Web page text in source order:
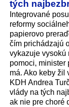
tých
Integrované
reformy
papierovo
čím prichádzajú
vykazuje vysokú
pomoci, minister
má. Ako keby žil
KDH Andrea
vlády na tých
ak nie pre choré